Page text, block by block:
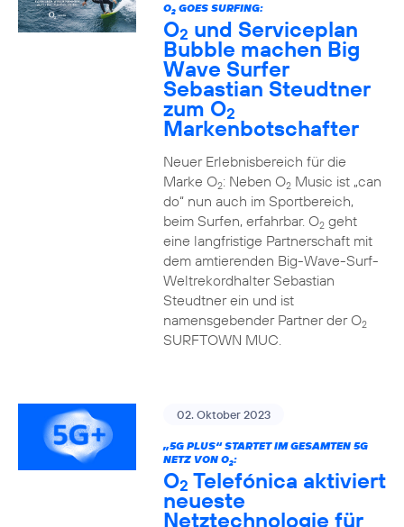
O2GOES SURFING:
O2 und Serviceplan
Bubble machen Big
Wave Surfer
Sebastian Steudtner
zum O2
Markenbotschafter
Neuer Erlebnisbereich für die
Marke O2: Neben O2Music ist „can
do“ nun auch im Sportbereich,
beim Surfen, erfahrbar. O2geht
eine langfristige Partnerschaft mit
dem amtierenden Big-Wave-Surf-
Weltrekordhalter Sebastian
Steudtner ein und ist
namensgebender Partner der O2
SURFTOWN MUC.
02. Oktober 2023
„5G PLUS“ STARTET IM GESAMTEN 5G
NETZ VON O2:
O2 Telefónica aktiviert
neueste
Netztechnologie für